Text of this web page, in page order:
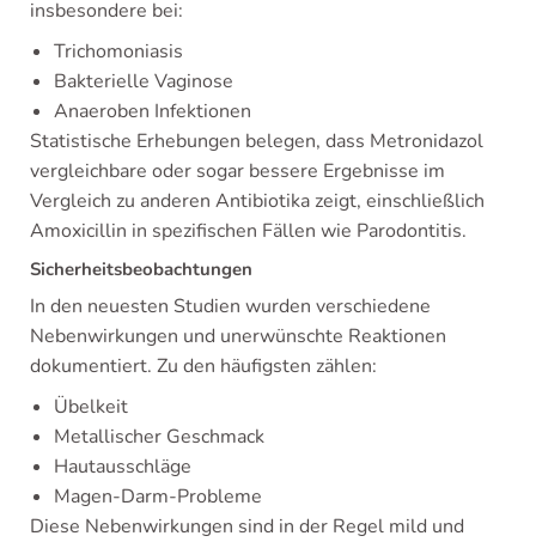
insbesondere bei:
Trichomoniasis
Bakterielle Vaginose
Anaeroben Infektionen
Statistische Erhebungen belegen, dass Metronidazol
vergleichbare oder sogar bessere Ergebnisse im
Vergleich zu anderen Antibiotika zeigt, einschließlich
Amoxicillin in spezifischen Fällen wie Parodontitis.
Sicherheitsbeobachtungen
In den neuesten Studien wurden verschiedene
Nebenwirkungen und unerwünschte Reaktionen
dokumentiert. Zu den häufigsten zählen:
Übelkeit
Metallischer Geschmack
Hautausschläge
Magen-Darm-Probleme
Diese Nebenwirkungen sind in der Regel mild und